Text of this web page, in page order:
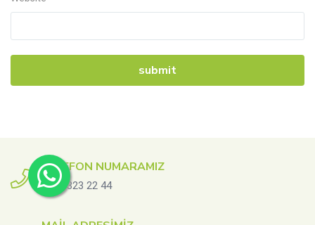
TELEFON NUMARAMIZ
0545 323 22 44